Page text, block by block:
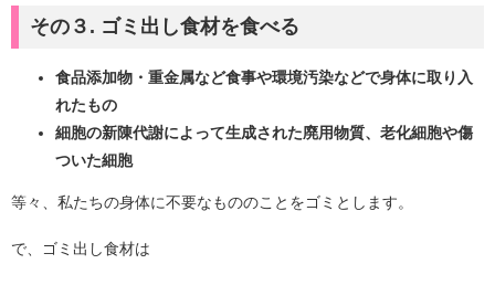
その３. ゴミ出し食材を食べる
食品添加物・重金属など食事や環境汚染などで身体に取り入
れたもの
細胞の新陳代謝によって生成された廃用物質、老化細胞や傷
ついた細胞
等々、私たちの身体に不要なもののことをゴミとします。
で、ゴミ出し食材は